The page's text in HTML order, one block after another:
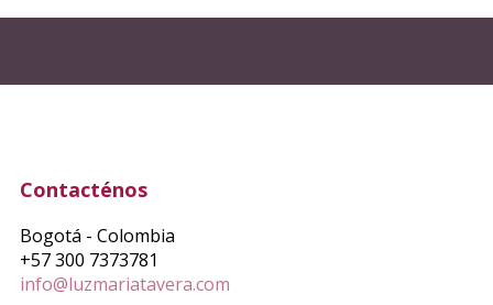
Contacténos
Bogotá - Colombia
+57 300 7373781
info@luzmariatavera.com